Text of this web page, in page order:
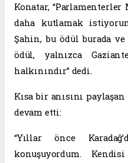
Konatar,
daha kutlamak
Şahin, bu ödül burada
ödül, yalnızca
halkınındır” dedi.
Kısa bir anısını
devam etti:
“Yıllar önce
konuşuyordum.